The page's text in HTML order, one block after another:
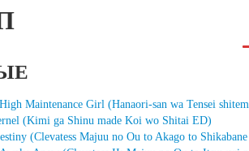
Maintenance Girl (Hanaori-san wa Tensei
(Kimi ga Shinu made Koi wo Shitai ED)
(Clevatess Majuu no Ou to Akago to Shikabane